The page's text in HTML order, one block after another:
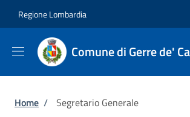
Regione Lombardia
Comune di Gerre de'
Briciole di pane
Home / Segretario Generale